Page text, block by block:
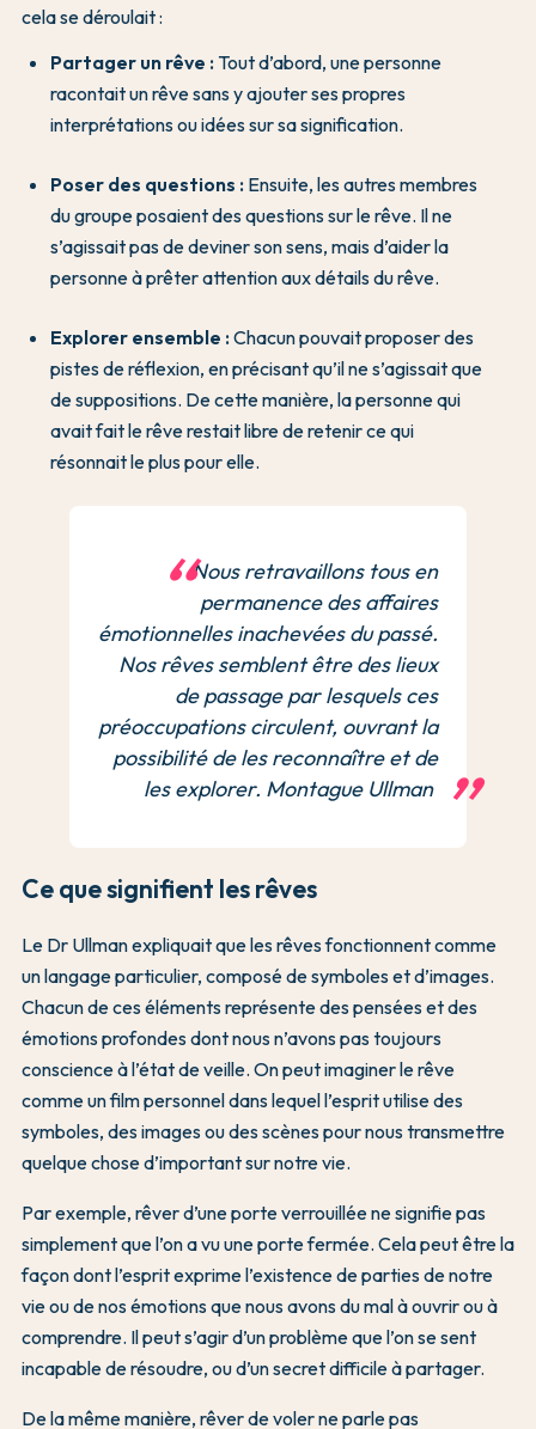
cela se déroulait :
Partager un rêve : Tout d’abord, une personne
racontait un rêve sans y ajouter ses propres
interprétations ou idées sur sa signification.
Poser des questions : Ensuite, les autres membres
du groupe posaient des questions sur le rêve. Il ne
s’agissait pas de deviner son sens, mais d’aider la
personne à prêter attention aux détails du rêve.
Explorer ensemble :Chacun pouvait proposer des
pistes de réflexion, en précisant qu’il ne s’agissait que
de suppositions. De cette manière, la personne qui
avait fait le rêve restait libre de retenir ce qui
résonnait le plus pour elle.
Nous retravaillons tous en
permanence des affaires
émotionnelles inachevées du passé.
Nos rêves semblent être des lieux
de passage par lesquels ces
préoccupations circulent, ouvrant la
possibilité de les reconnaître et de
les explorer. Montague Ullman
Ce que signifient les rêves
Le Dr Ullman expliquait que les rêves fonctionnent comme
un langage particulier, composé de symboles et d’images.
Chacun de ces éléments représente des pensées et des
émotions profondes dont nous n’avons pas toujours
conscience à l’état de veille. On peut imaginer le rêve
comme un film personnel dans lequel l’esprit utilise des
symboles, des images ou des scènes pour nous transmettre
quelque chose d’important sur notre vie.
Par exemple, rêver d’une porte verrouillée ne signifie pas
simplement que l’on a vu une porte fermée. Cela peut être la
façon dont l’esprit exprime l’existence de parties de notre
vie ou de nos émotions que nous avons du mal à ouvrir ou à
comprendre. Il peut s’agir d’un problème que l’on se sent
incapable de résoudre, ou d’un secret difficile à partager.
De la même manière, rêver de voler ne parle pas